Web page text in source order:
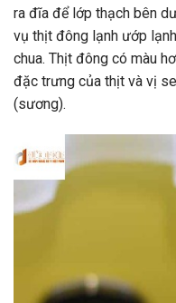
ra đĩa để lớp thạch bên
vụ thịt đông lạnh ướp
chua. Thịt đông có màu
đặc trưng của thịt và vị se
(sương).